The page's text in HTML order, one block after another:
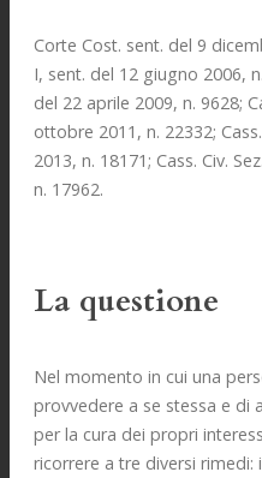
Corte Cost. sent. del 9
I, sent. del 12 giugno 2006,
del 22 aprile 2009, n. 9628;
ottobre 2011, n. 22332;
2013, n. 18171; Cass. Civ.
n. 17962.
La questione
Nel momento in cui una
provvedere a se stessa e di
per la cura dei propri
ricorrere a tre diversi